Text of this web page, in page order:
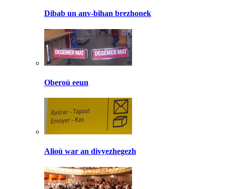
Dibab un anv-bihan brezhonek
Oberoù eeun
Alioù war an divyezhegezh